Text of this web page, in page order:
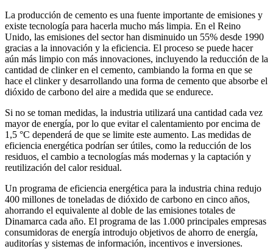
La producción de cemento es una fuente importante de emisiones y
existe tecnología para hacerla mucho más limpia. En el Reino
Unido, las emisiones del sector han disminuido un 55% desde 1990
gracias a la innovación y la eficiencia. El proceso se puede hacer
aún más limpio con más innovaciones, incluyendo la reducción de la
cantidad de clinker en el cemento, cambiando la forma en que se
hace el clinker y desarrollando una forma de cemento que absorbe el
dióxido de carbono del aire a medida que se endurece.
Si no se toman medidas, la industria utilizará una cantidad cada vez
mayor de energía, por lo que evitar el calentamiento por encima de
1,5 °C dependerá de que se limite este aumento. Las medidas de
eficiencia energética podrían ser útiles, como la reducción de los
residuos, el cambio a tecnologías más modernas y la captación y
reutilización del calor residual.
Un programa de eficiencia energética para la industria china redujo
400 millones de toneladas de dióxido de carbono en cinco años,
ahorrando el equivalente al doble de las emisiones totales de
Dinamarca cada año. El programa de las 1.000 principales empresas
consumidoras de energía introdujo objetivos de ahorro de energía,
auditorías y sistemas de información, incentivos e inversiones.